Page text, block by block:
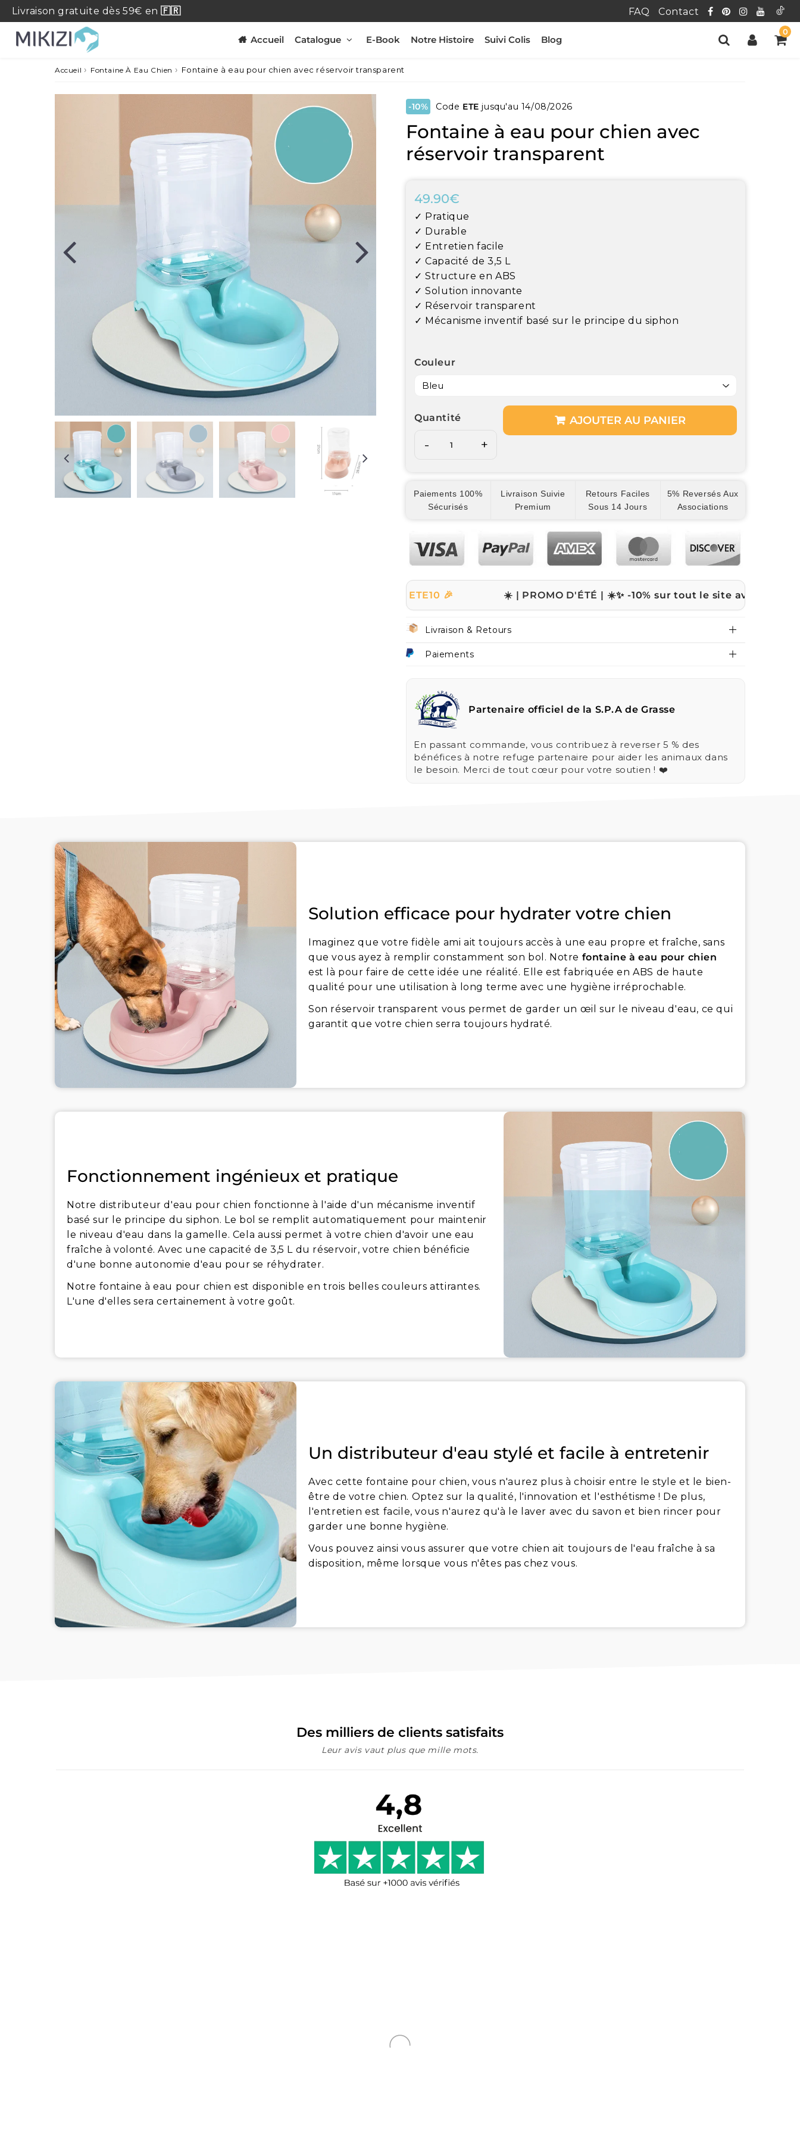
Livraison gratuite dès 59€ en🇫🇷 FAQ Contact
Accueil Catalogue E-Book Notre Histoire Suivi Colis Blog
0
Accueil › Fontaine À Eau Chien › Fontaine à eau pour chien avec réservoir transparent
-10% Code ETE jusqu'au 14/08/2026
Fontaine à eau pour chien avec
réservoir transparent
49.90€
✓ Pratique
✓ Durable
✓ Entretien facile
✓ Capacité de 3,5 L
✓ Structure en ABS
✓ Solution innovante
✓ Réservoir transparent
✓ Mécanisme inventif basé sur le principe du siphon
Couleur
Quantité
- +
AJOUTER AU PANIER
Paiements 100%
Sécurisés
Livraison Suivie
Premium
Retours Faciles
Sous 14 Jours
5% Reversés Aux
Associations
☀️ | PROMO D'ÉTÉ | ☀️✨ -10% sur tout le site avec le code
Livraison & Retours
Paiements
Partenaire officiel de la S.P.A de Grasse
En passant commande, vous contribuez à reverser 5 % des
bénéfices à notre refuge partenaire pour aider les animaux dans
le besoin. Merci de tout cœur pour votre soutien ! ❤️
Solution efficace pour hydrater votre chien
Imaginez que votre fidèle ami ait toujours accès à une eau propre et fraîche, sans
que vous ayez à remplir constamment son bol. Notre fontaine à eau pour chien
est là pour faire de cette idée une réalité. Elle est fabriquée en ABS de haute
qualité pour une utilisation à long terme avec une hygiène irréprochable.
Son réservoir transparent vous permet de garder un œil sur le niveau d'eau, ce qui
garantit que votre chien serra toujours hydraté.
Fonctionnement ingénieux et pratique
Notre distributeur d'eau pour chien fonctionne à l'aide d'un mécanisme inventif
basé sur le principe du siphon. Le bol se remplit automatiquement pour maintenir
le niveau d'eau dans la gamelle. Cela aussi permet à votre chien d'avoir une eau
fraîche à volonté. Avec une capacité de 3,5 L du réservoir, votre chien bénéficie
d'une bonne autonomie d'eau pour se réhydrater.
Notre fontaine à eau pour chien est disponible en trois belles couleurs attirantes.
L'une d'elles sera certainement à votre goût.
Un distributeur d'eau stylé et facile à entretenir
Avec cette fontaine pour chien, vous n'aurez plus à choisir entre le style et le bien-
être de votre chien. Optez sur la qualité, l'innovation et l'esthétisme ! De plus,
l'entretien est facile, vous n'aurez qu'à le laver avec du savon et bien rincer pour
garder une bonne hygiène.
Vous pouvez ainsi vous assurer que votre chien ait toujours de l'eau fraîche à sa
disposition, même lorsque vous n'êtes pas chez vous.
Des milliers de clients satisfaits
Leur avis vaut plus que mille mots.